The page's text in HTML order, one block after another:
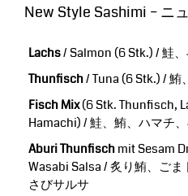
New Style Sashimi – ニ
Lachs/ Salmon (6 Stk.) / 鮭
Thunfisch/ Tuna (6 Stk.) /
Fisch Mix(6 Stk. Thunfisch,
Hamachi) / 鮭、鮪、ハマチ
Aburi Thunfischmit Sesam
Wasabi Salsa / 炙り鮪、ご
さびサルサ